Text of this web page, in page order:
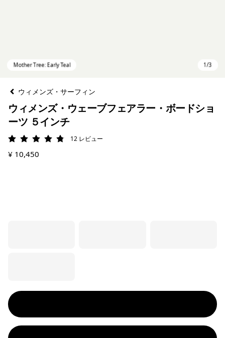
ウィメンズ・サーフィン
ウィメンズ・ウェーブフェアラー・ボードショ
ーツ ５インチ
評価: 4.8 / 5
12 レビュー
¥ 10,450